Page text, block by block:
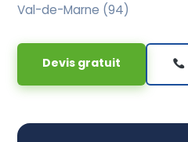
Val-de-Marne (94)
Devis gratuit